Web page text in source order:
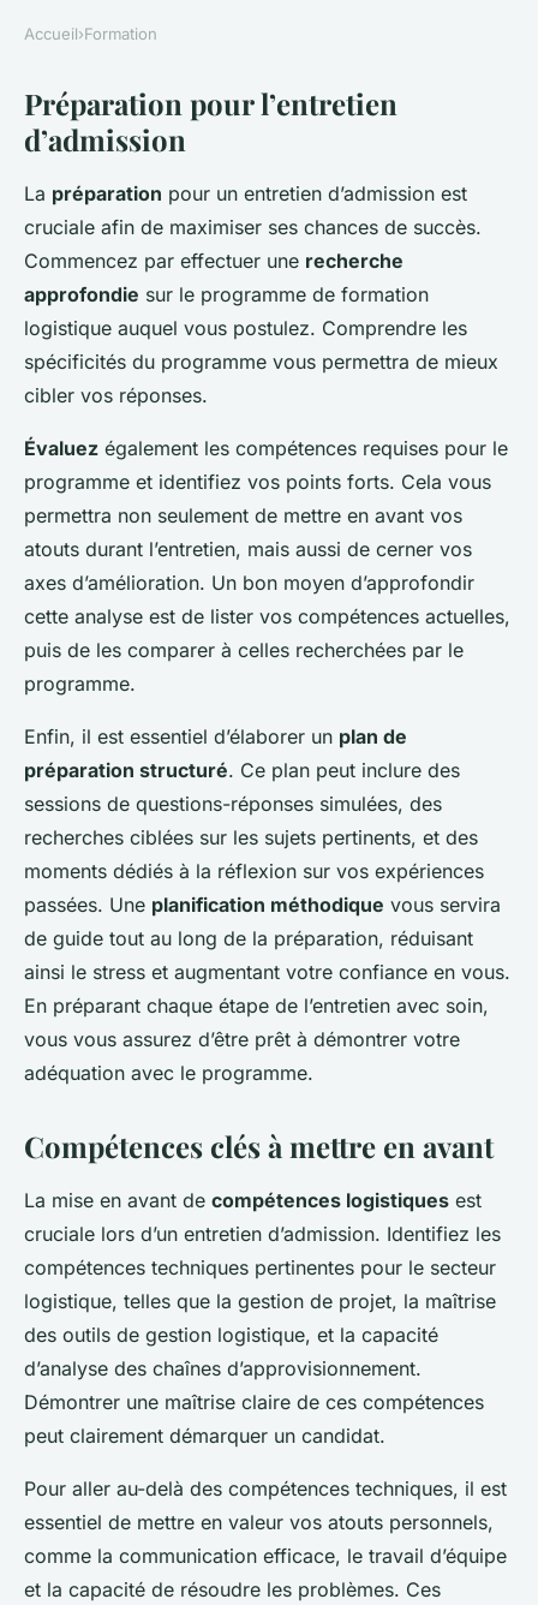
Astuces Infaillibles pour
Réussir Votre Entretien
d'Admission en Formation
Logistique
•23 avril 2025 4 min de lecture
Accueil›Formation
Préparation pour l’entretien
d’admission
La préparation pour un entretien d’admission est
cruciale afin de maximiser ses chances de succès.
Commencez par effectuer une recherche
approfondie sur le programme de formation
logistique auquel vous postulez. Comprendre les
spécificités du programme vous permettra de mieux
cibler vos réponses.
Évaluez également les compétences requises pour le
programme et identifiez vos points forts. Cela vous
permettra non seulement de mettre en avant vos
atouts durant l’entretien, mais aussi de cerner vos
axes d’amélioration. Un bon moyen d’approfondir
cette analyse est de lister vos compétences actuelles,
puis de les comparer à celles recherchées par le
programme.
Enfin, il est essentiel d’élaborer un plan de
préparation structuré. Ce plan peut inclure des
sessions de questions-réponses simulées, des
recherches ciblées sur les sujets pertinents, et des
moments dédiés à la réflexion sur vos expériences
passées. Une planification méthodique vous servira
de guide tout au long de la préparation, réduisant
ainsi le stress et augmentant votre confiance en vous.
En préparant chaque étape de l’entretien avec soin,
vous vous assurez d’être prêt à démontrer votre
adéquation avec le programme.
Compétences clés à mettre en avant
La mise en avant de compétences logistiques est
cruciale lors d’un entretien d’admission. Identifiez les
compétences techniques pertinentes pour le secteur
logistique, telles que la gestion de projet, la maîtrise
des outils de gestion logistique, et la capacité
d’analyse des chaînes d’approvisionnement.
Démontrer une maîtrise claire de ces compétences
peut clairement démarquer un candidat.
Pour aller au-delà des compétences techniques, il est
essentiel de mettre en valeur vos atouts personnels,
comme la communication efficace, le travail d’équipe
et la capacité de résoudre les problèmes. Ces